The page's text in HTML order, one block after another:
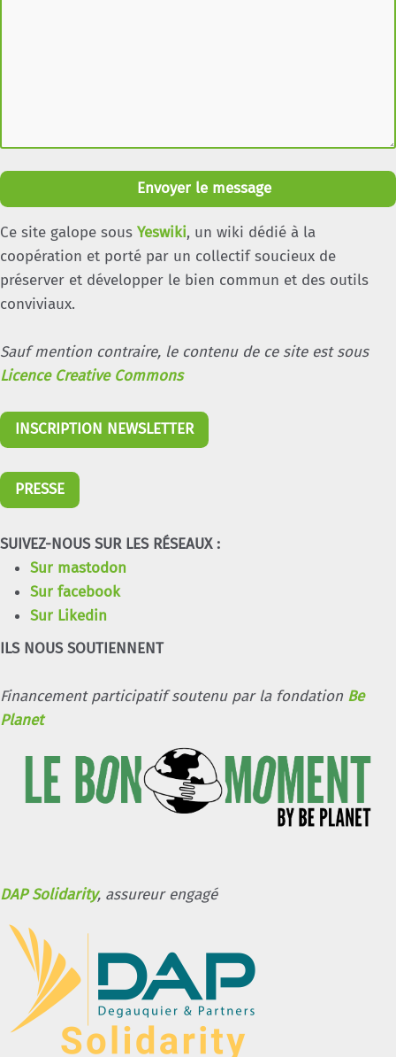
Envoyer le message
Ce site galope sous Yeswiki, un wiki dédié à la
coopération et porté par un collectif soucieux de
préserver et développer le bien commun et des outils
conviviaux.
Sauf mention contraire, le contenu de ce site est sous
Licence Creative Commons
INSCRIPTION NEWSLETTER
PRESSE
SUIVEZ-NOUS SUR LES RÉSEAUX :
Sur mastodon
Sur facebook
Sur Likedin
ILS NOUS SOUTIENNENT
Financement participatif soutenu par la fondation Be
Planet
DAP Solidarity, assureur engagé